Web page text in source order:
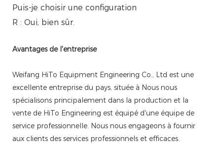
Puis-je choisir une configuration
R : Oui, bien sûr.
Avantages de l'entreprise
Weifang HiTo Equipment Engineering Co., Ltd est une
excellente entreprise du pays, située à Nous nous
spécialisons principalement dans la production et la
vente de HiTo Engineering est équipé d'une équipe de
service professionnelle. Nous nous engageons à fournir
aux clients des services professionnels et efficaces.